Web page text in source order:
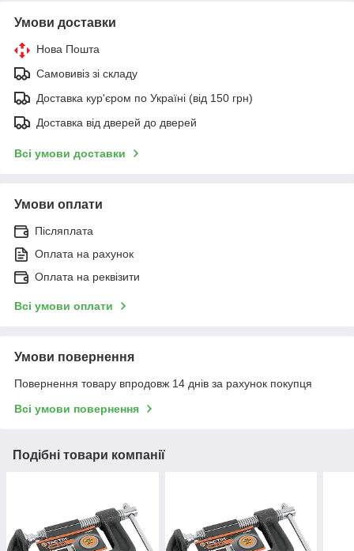
Умови доставки
Нова Пошта
Самовивіз зі складу
Доставка кур'єром по Україні (від 150 грн)
Доставка від дверей до дверей
Всі умови доставки
Умови оплати
Післяплата
Оплата на рахунок
Оплата на реквізити
Всі умови оплати
Умови повернення
Повернення товару впродовж 14 днів за рахунок покупця
Всі умови повернення
Подібні товари компанії